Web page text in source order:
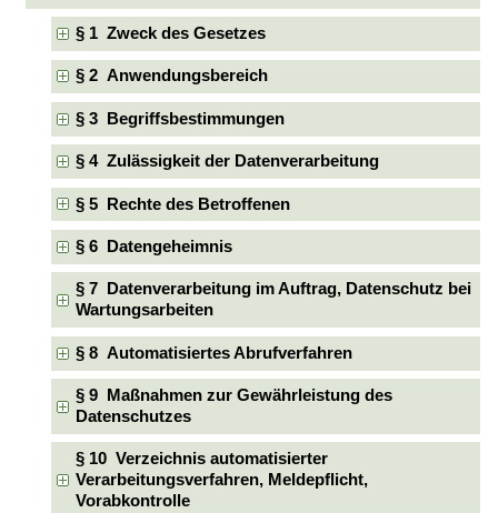
§ 1 Zweck des Gesetzes
§ 2 Anwendungsbereich
§ 3 Begriffsbestimmungen
§ 4 Zulässigkeit der Datenverarbeitung
§ 5 Rechte des Betroffenen
§ 6 Datengeheimnis
§ 7 Datenverarbeitung im Auftrag, Datenschutz bei
Wartungsarbeiten
§ 8 Automatisiertes Abrufverfahren
§ 9 Maßnahmen zur Gewährleistung des
Datenschutzes
§ 10 Verzeichnis automatisierter
Verarbeitungsverfahren, Meldepflicht,
Vorabkontrolle